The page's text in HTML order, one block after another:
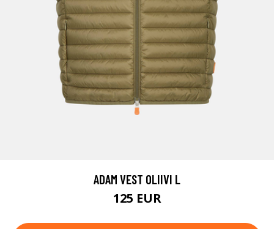
ADAM VEST OLIIVI L
125 EUR